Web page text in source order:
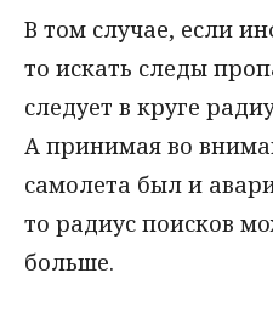
В том случае, если
то искать следы
следует в круге
А принимая во
самолета был и
то радиус поисков
больше.